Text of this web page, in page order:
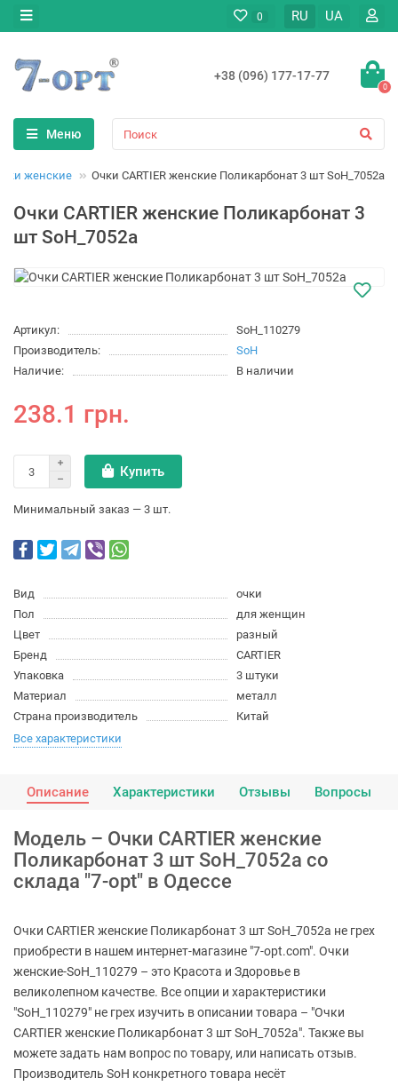
0 RU UA
+38 (096) 177-17-77
0
Меню
женские Очки CARTIER женские Поликарбонат 3 шт SoH_7052a
Очки CARTIER женские Поликарбонат 3
шт SoH_7052a
Артикул:
SoH_110279
Производитель:
SoH
Наличие:
В наличии
238.1 грн.
Купить
Минимальный заказ — 3 шт.
Вид
очки
Пол
для женщин
Цвет
разный
Бренд
CARTIER
Упаковка
3 штуки
Материал
металл
Страна производитель
Китай
Все характеристики
Описание Характеристики Отзывы Вопросы
Модель – Очки CARTIER женские
Поликарбонат 3 шт SoH_7052a со
склада "7-opt" в Одессе
Очки CARTIER женские Поликарбонат 3 шт SoH_7052a не грех
приобрести в нашем интернет-магазине "7-opt.com". Очки
женские-SoH_110279 – это Красота и Здоровье в
великолепном качестве. Все опции и характеристики
"SoH_110279" не грех изучить в описании товара – "Очки
CARTIER женские Поликарбонат 3 шт SoH_7052a". Также вы
можете задать нам вопрос по товару, или написать отзыв.
Производитель SoH конкретного товара несёт